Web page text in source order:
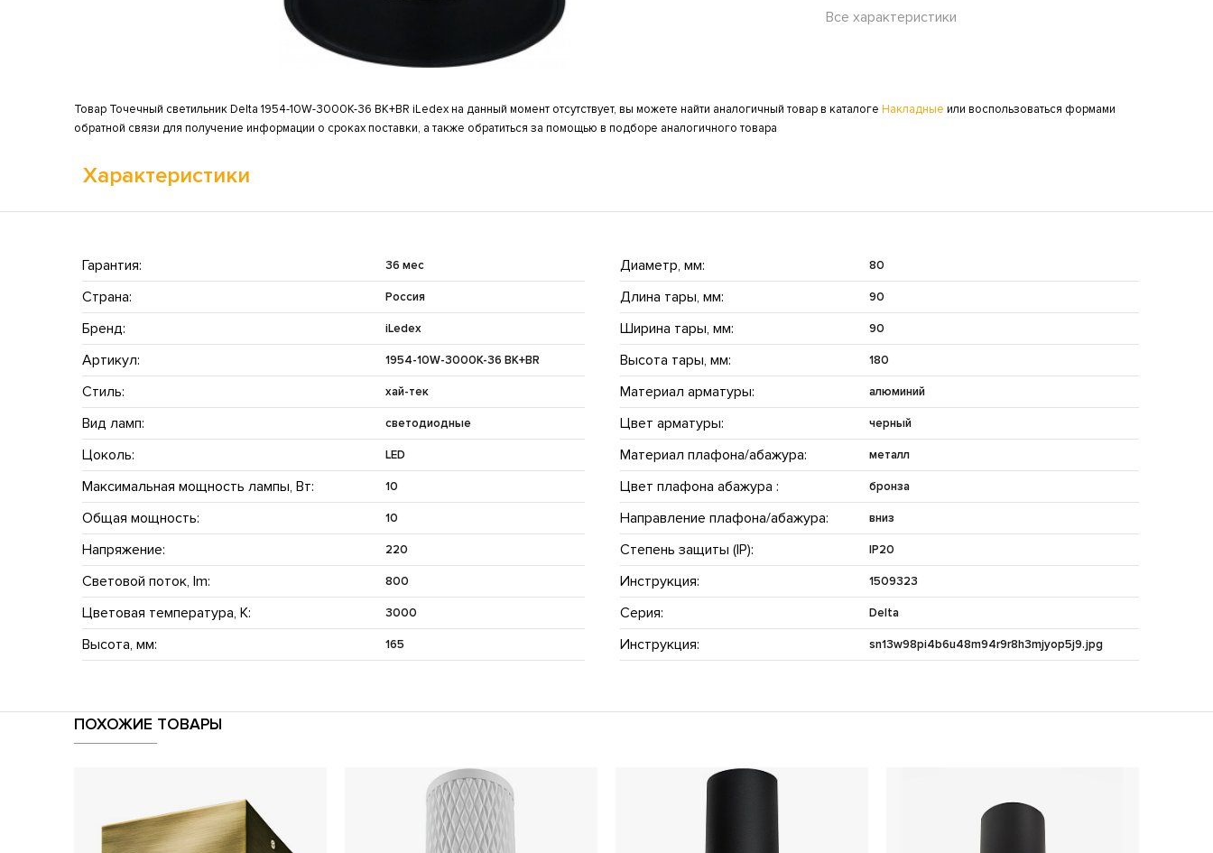
Все характеристики
Товар Точечный светильник Delta 1954-10W-3000K-36 BK+BR iLedex на данный момент отсутствует, вы можете найти аналогичный товар в каталоге Накладные или воспользоваться формами
обратной связи для получение информации о сроках поставки, а также обратиться за помощью в подборе аналогичного товара
Характеристики
Гарантия: 36 мес
Страна: Россия
Бренд: iLedex
Артикул: 1954-10W-3000K-36 BK+BR
Стиль: хай-тек
Вид ламп: светодиодные
Цоколь: LED
Максимальная мощность лампы, Вт: 10
Общая мощность: 10
Напряжение: 220
Световой поток, lm: 800
Цветовая температура, K: 3000
Высота, мм: 165
Диаметр, мм: 80
Длина тары, мм: 90
Ширина тары, мм: 90
Высота тары, мм: 180
Материал арматуры: алюминий
Цвет арматуры: черный
Материал плафона/абажура: металл
Цвет плафона абажура : бронза
Направление плафона/абажура: вниз
Степень защиты (IP): IP20
Инструкция: 1509323
Серия: Delta
Инструкция: sn13w98pi4b6u48m94r9r8h3mjyop5j9.jpg
ПОХОЖИЕ ТОВАРЫ